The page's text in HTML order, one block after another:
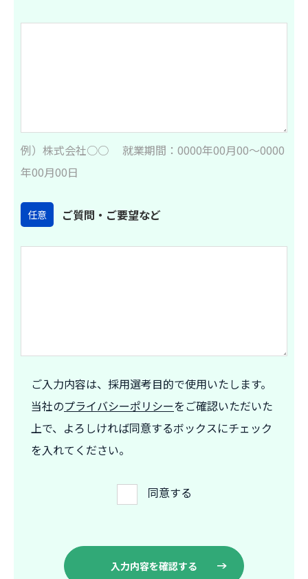
例）株式会社○○ 就業期間：0000年00月00～0000
年00月00日
ご質問・ご要望など
任意
ご入力内容は、採用選考目的で使用いたします。
当社のプライバシーポリシーをご確認いただいた
上で、よろしければ同意するボックスにチェック
を入れてください。
同意する